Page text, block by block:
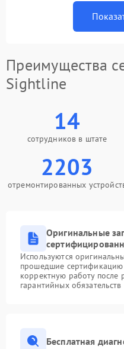
Преимущества
Sightline
14
сотрудников в штате
2203
отремонтированных
Оригинальные
Используются
прошедшие сертификацию
корректную работу после
гарантийных обязательств
Бесплатная